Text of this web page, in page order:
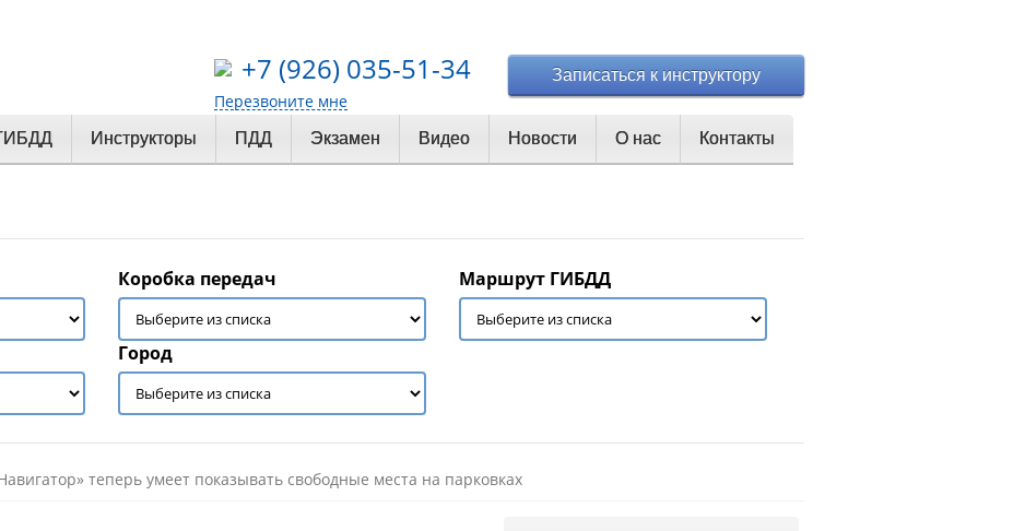
+7 (926) 035-51-34
Перезвоните мне
Записаться к инструктору
Инструкторы ПДД Экзамен Видео Новости О нас Контакты
Коробка передач Маршрут ГИБДД
Город
теперь умеет показывать свободные места на парковках